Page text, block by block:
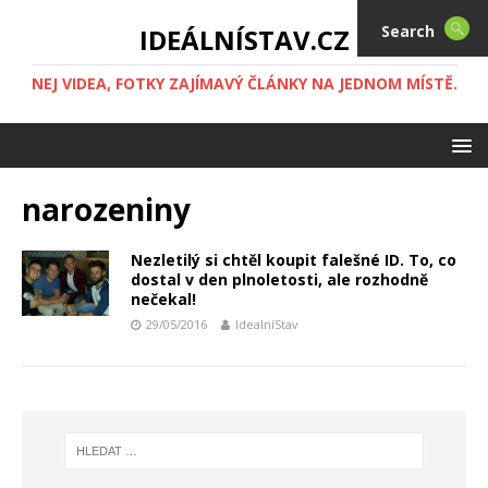
IDEÁLNÍSTAV.CZ
NEJ VIDEA, FOTKY ZAJÍMAVÝ ČLÁNKY NA JEDNOM MÍSTĚ.
narozeniny
Nezletilý si chtěl koupit falešné ID. To, co
dostal v den plnoletosti, ale rozhodně
nečekal!
29/05/2016 IdealníStav
Search